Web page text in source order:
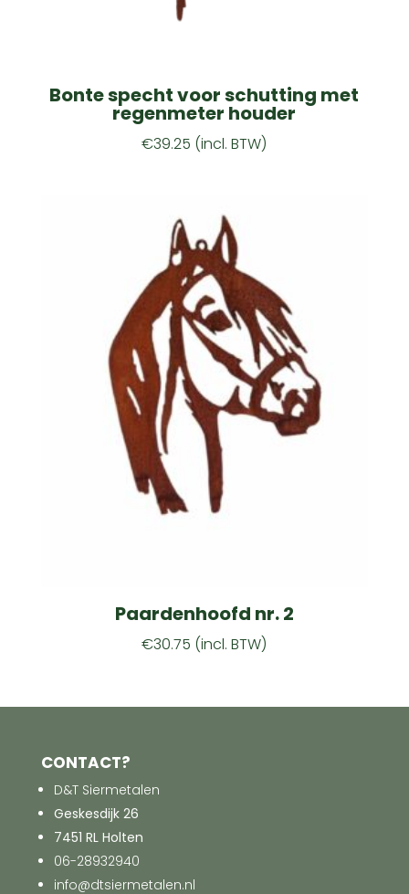
Bonte specht voor schutting met
regenmeter houder
€39.25 (incl. BTW)
Paardenhoofd nr. 2
€30.75 (incl. BTW)
CONTACT?
D&T Siermetalen
Geskesdijk 26
7451 RL Holten
06-28932940
info@dtsiermetalen.nl